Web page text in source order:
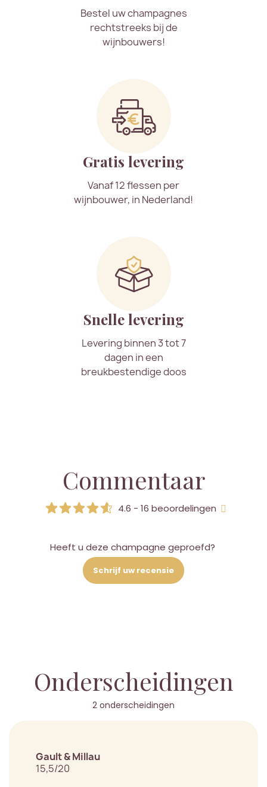
Bestel uw champagnes
rechtstreeks bij de
wijnbouwers!
Gratis levering
Vanaf 12 flessen per
wijnbouwer, in Nederland!
Snelle levering
Levering binnen 3 tot 7
dagen in een
breukbestendige doos
Commentaar
4.6 - 16 beoordelingen
Heeft u deze champagne geproefd?
Schrijf uw recensie
Onderscheidingen
2 onderscheidingen
Gault & Millau
15,5/20